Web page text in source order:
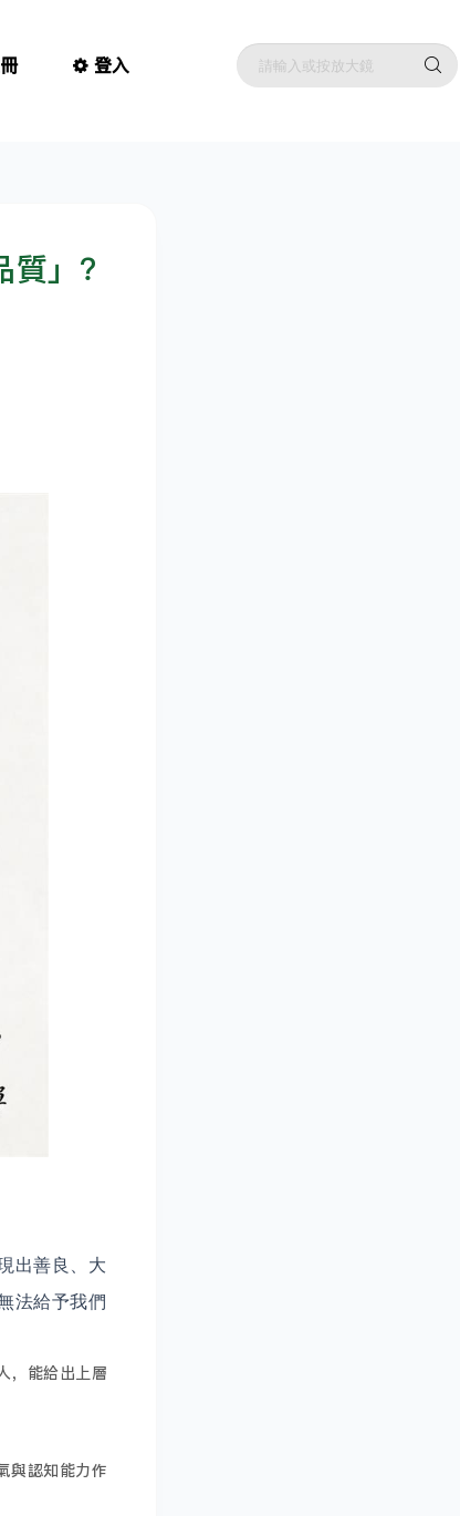
登入
」？
出善良、大
法給予我們
，能給出上層
與認知能力作